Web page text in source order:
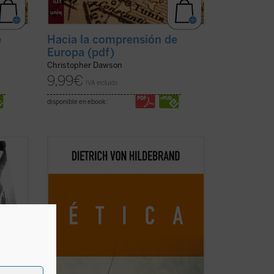
Hacia la comprensión de
Europa (pdf)
Christopher Dawson
9,99€ IVA incluido
disponible en ebook:
950
Este libro es ya un clásico de la filosofía
profundidad de sus tesis, deslumbrante
experiencia cotidiana, una descripción
global de ...